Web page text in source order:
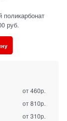
руб.
от 460р.
от 810р.
от 310р.